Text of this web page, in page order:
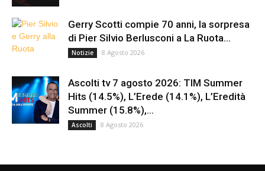
Gerry Scotti compie 70 anni, la sorpresa
di Pier Silvio Berlusconi a La Ruota...
Notizie 8 Agosto 2026
Ascolti tv 7 agosto 2026: TIM Summer
Hits (14.5%), L’Erede (14.1%), L’Eredità
Summer (15.8%),...
Ascolti 8 Agosto 2026